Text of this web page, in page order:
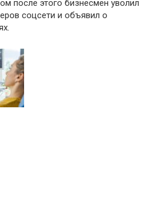
после этого бизнесмен уволил
соцсети и объявил о